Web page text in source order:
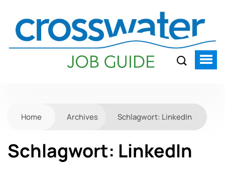
Home Archives Schlagwort: LinkedIn
Schlagwort: LinkedIn